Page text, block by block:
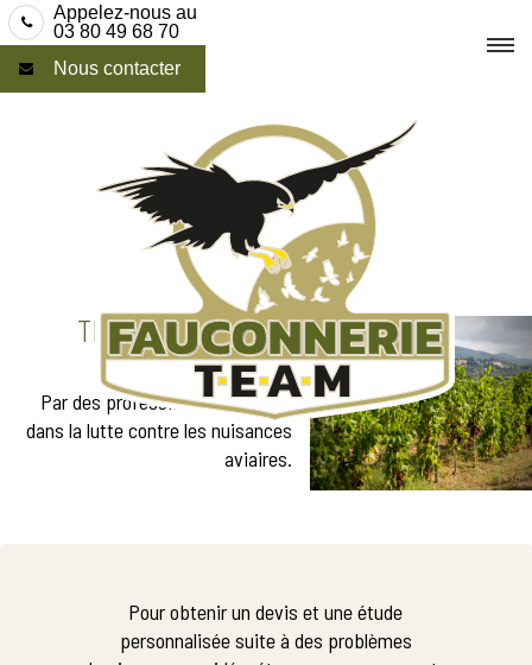
Skip
to
content
Appelez-nous au
03 80 49 68 70
Nous contacter
TRAITEMENT ANTI-
PIGEONS À DÔLE
Par des professionnels aguerris
dans la lutte contre les nuisances
aviaires.
Pour obtenir un devis et une étude
personnalisée suite à des problèmes